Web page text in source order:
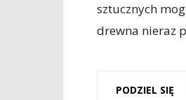
sztucznych
drewna nieraz
PODZIEL SIĘ